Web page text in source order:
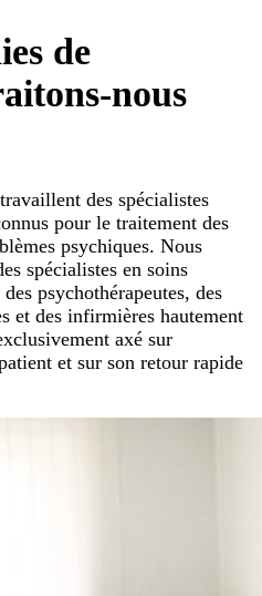
de
nous
des spécialistes
pour le traitement des
psychiques. Nous
spécialistes en soins
psychothérapeutes, des
et des infirmières hautement
axé sur
et sur son retour rapide